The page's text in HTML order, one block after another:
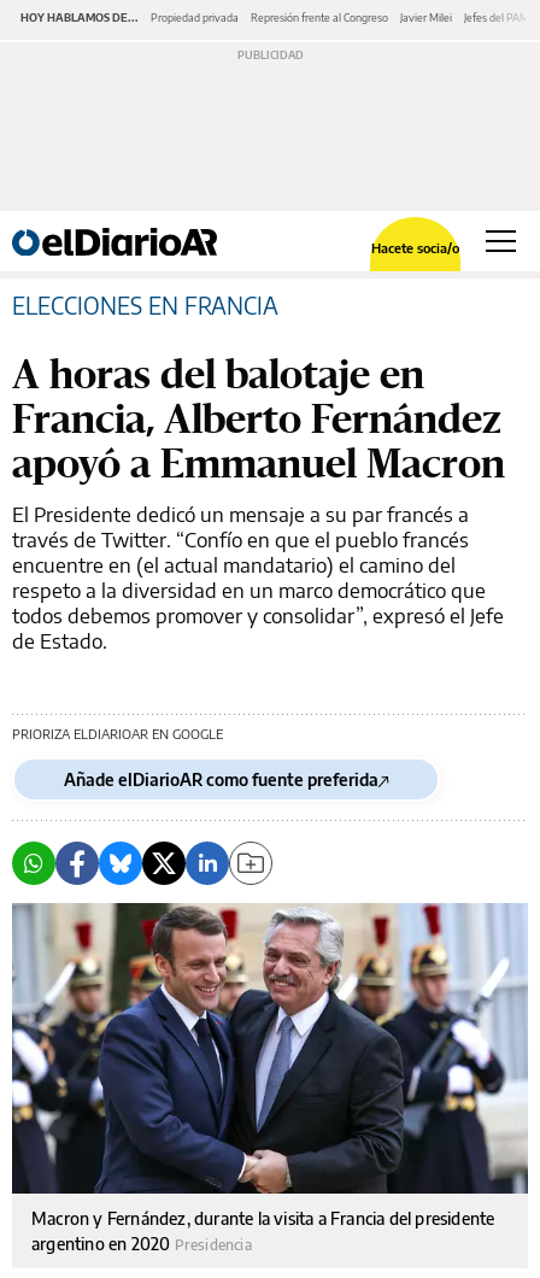
HOY HABLAMOS DE... Propiedad privada Represión frente al Congreso Javier Milei Jefes del PAMI
Hacete socia/o
ELECCIONES EN FRANCIA
A horas del balotaje en
Francia, Alberto Fernández
apoyó a Emmanuel Macron
El Presidente dedicó un mensaje a su par francés a
través de Twitter. “Confío en que el pueblo francés
encuentre en (el actual mandatario) el camino del
respeto a la diversidad en un marco democrático que
todos debemos promover y consolidar”, expresó el Jefe
de Estado.
PRIORIZA ELDIARIOAR EN GOOGLE
Añade elDiarioAR como fuente preferida
Macron y Fernández, durante la visita a Francia del presidente
argentino en 2020 Presidencia